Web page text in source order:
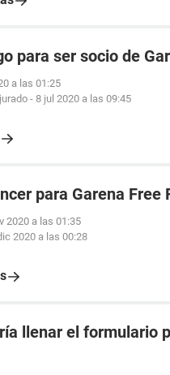
para ser socio de
a las 01:25
- 8 jul 2020 a las 09:45
para Garena Free
2020 a las 01:35
2020 a las 00:28
llenar el formulario